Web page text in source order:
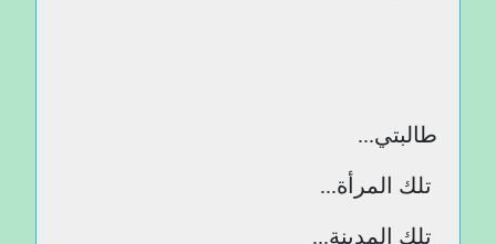
طالبتي...
تلك المرأة...
تلك المدينة...